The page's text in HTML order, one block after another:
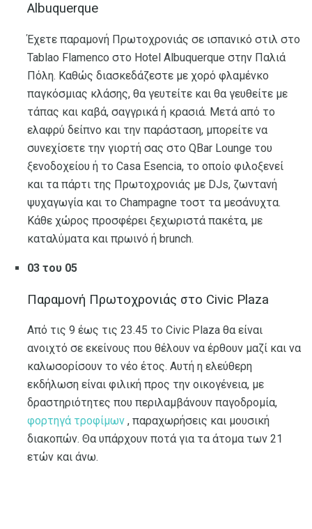
Albuquerque
Έχετε παραμονή Πρωτοχρονιάς σε ισπανικό στιλ στο
Tablao Flamenco στο Hotel Albuquerque στην Παλιά
Πόλη. Καθώς διασκεδάζεστε με χορό φλαμένκο
παγκόσμιας κλάσης, θα γευτείτε και θα γευθείτε με
τάπας και καβά, σαγγρικά ή κρασιά. Μετά από το
ελαφρύ δείπνο και την παράσταση, μπορείτε να
συνεχίσετε την γιορτή σας στο QBar Lounge του
ξενοδοχείου ή το Casa Esencia, το οποίο φιλοξενεί
και τα πάρτι της Πρωτοχρονιάς με DJs, ζωντανή
ψυχαγωγία και το Champagne τοστ τα μεσάνυχτα.
Κάθε χώρος προσφέρει ξεχωριστά πακέτα, με
καταλύματα και πρωινό ή brunch.
03 του 05
Παραμονή Πρωτοχρονιάς στο Civic Plaza
Από τις 9 έως τις 23.45 το Civic Plaza θα είναι
ανοιχτό σε εκείνους που θέλουν να έρθουν μαζί και να
καλωσορίσουν το νέο έτος. Αυτή η ελεύθερη
εκδήλωση είναι φιλική προς την οικογένεια, με
δραστηριότητες που περιλαμβάνουν παγοδρομία,
φορτηγά τροφίμων , παραχωρήσεις και μουσική
διακοπών. Θα υπάρχουν ποτά για τα άτομα των 21
ετών και άνω.